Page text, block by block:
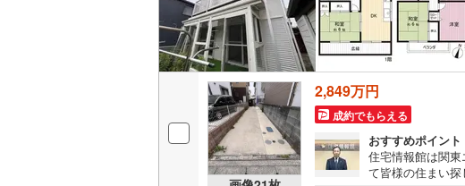
2,849万円
成約でもらえる
おすすめポイント
住宅情報館は関
て皆様の住まい
鹿島臨海鉄道大洗鹿島
小湊鐵道(0)
上毛電気鉄道上毛線(
流鉄流山線(0
京成本線(0)
京成金町線(0)